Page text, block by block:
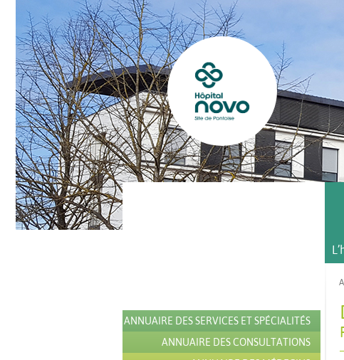
ANNUAIRE DES SERVICES ET SPÉCIALITÉS
ANNUAIRE DES CONSULTATIONS